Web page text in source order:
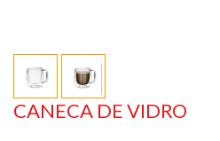
CANECA DE VIDRO